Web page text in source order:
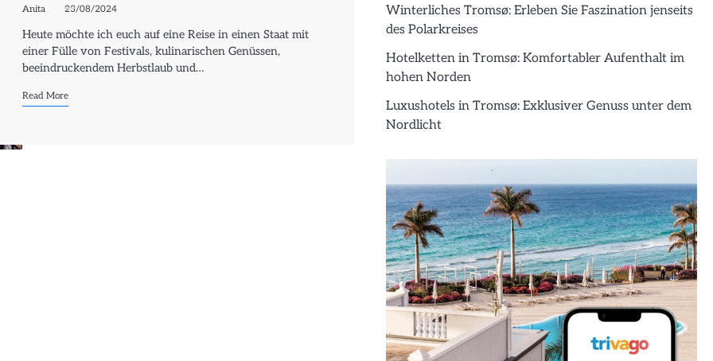
Anita 23/08/2024
Heute möchte ich euch auf eine Reise in einen Staat mit
einer Fülle von Festivals, kulinarischen Genüssen,
beeindruckendem Herbstlaub und…
Read More
Winterliches Tromsø: Erleben Sie Faszination jenseits
des Polarkreises
Hotelketten in Tromsø: Komfortabler Aufenthalt im
hohen Norden
Luxushotels in Tromsø: Exklusiver Genuss unter dem
Nordlicht